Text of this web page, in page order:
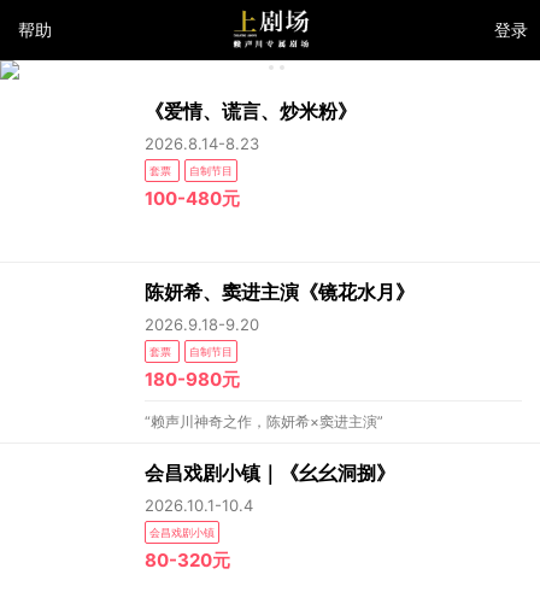
帮助 登录
《爱情、谎言、炒米粉》
2026.8.14-8.23
套票 自制节目
100-480元
陈妍希、窦进主演《镜花水月》
2026.9.18-9.20
套票 自制节目
180-980元
“赖声川神奇之作，陈妍希×窦进主演”
会昌戏剧小镇｜《幺幺洞捌》
2026.10.1-10.4
会昌戏剧小镇
80-320元